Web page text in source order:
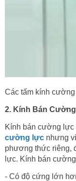
Các tấm kính
2. Kính Bán
Kính bán cường lực
cường lực nhưng
phương thức riêng,
lực. Kính bán
- Có độ cứng lớn